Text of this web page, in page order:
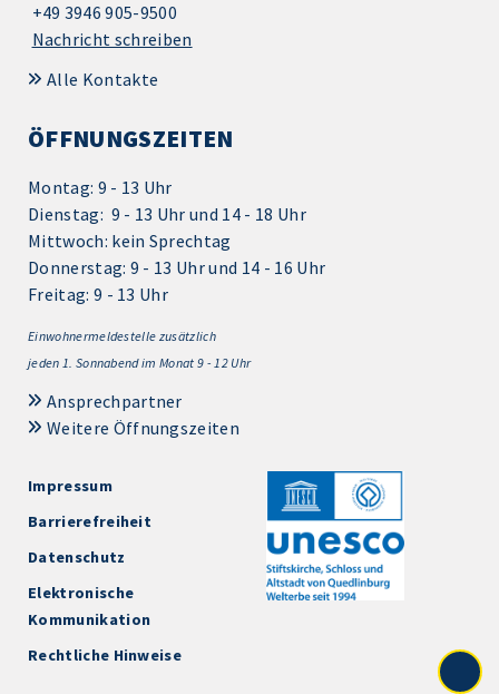
+49 3946 905-9500
Nachricht schreiben
Alle Kontakte
ÖFFNUNGSZEITEN
Montag: 9 - 13 Uhr
Dienstag: 9 - 13 Uhr und 14 - 18 Uhr
Mittwoch: kein Sprechtag
Donnerstag: 9 - 13 Uhr und 14 - 16 Uhr
Freitag: 9 - 13 Uhr
Einwohnermeldestelle zusätzlich
jeden 1. Sonnabend im Monat 9 - 12 Uhr
Ansprechpartner
Weitere Öffnungszeiten
Impressum
Barrierefreiheit
Datenschutz
Elektronische
Kommunikation
Rechtliche Hinweise